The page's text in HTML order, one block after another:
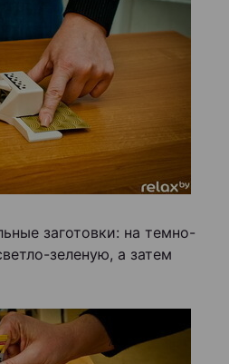
заготовки: на темно-
зеленую, а затем